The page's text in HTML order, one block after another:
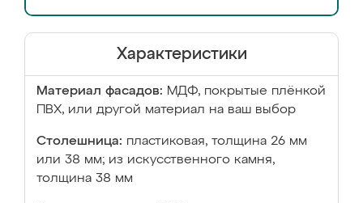
Характеристики
Материал фасадов: МДФ, покрытые плёнкой
ПВХ, или другой материал на ваш выбор
Столешница: пластиковая, толщина 26 мм
или 38 мм; из искусственного камня,
толщина 38 мм